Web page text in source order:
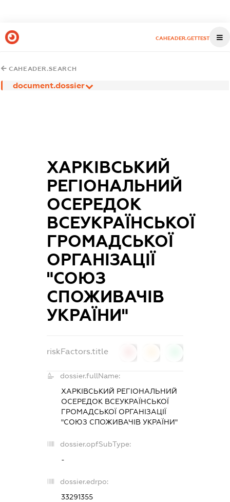
CAHEADER.GETTEST
CAHEADER.SEARCH
document.dossier
ХАРКІВСЬКИЙ
РЕГІОНАЛЬНИЙ
ОСЕРЕДОК
ВСЕУКРАЇНСЬКОЇ
ГРОМАДСЬКОЇ
ОРГАНІЗАЦІЇ
"СОЮЗ
СПОЖИВАЧІВ
УКРАЇНИ"
riskFactors.title
dossier.fullName:
ХАРКІВСЬКИЙ РЕГІОНАЛЬНИЙ
ОСЕРЕДОК ВСЕУКРАЇНСЬКОЇ
ГРОМАДСЬКОЇ ОРГАНІЗАЦІЇ
"СОЮЗ СПОЖИВАЧІВ УКРАЇНИ"
dossier.opfSubType:
-
dossier.edrpo:
33291355